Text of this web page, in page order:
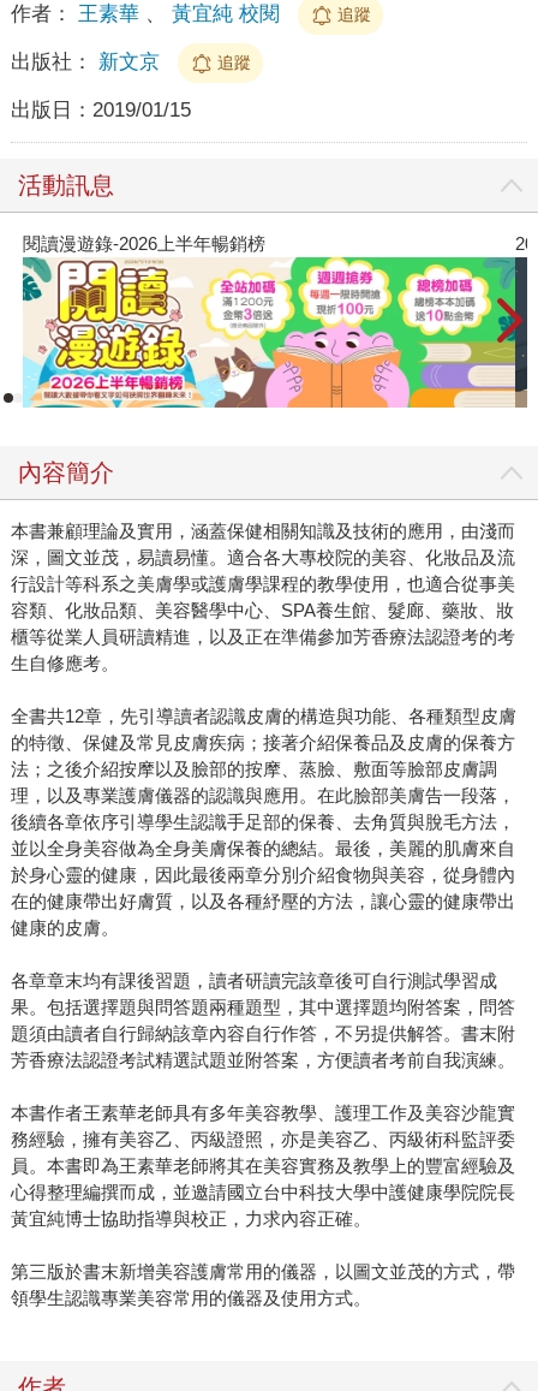
作者： 王素華、 黃宜純 校閱 追蹤
出版社： 新文京 追蹤
出版日： 2019/01/15
活動訊息
閱讀漫遊錄-2026上半年暢銷榜
內容簡介
本書兼顧理論及實用，涵蓋保健相關知識及技術的應用，由淺而
深，圖文並茂，易讀易懂。適合各大專校院的美容、化妝品及流
行設計等科系之美膚學或護膚學課程的教學使用，也適合從事美
容類、化妝品類、美容醫學中心、SPA養生館、髮廊、藥妝、妝
櫃等從業人員研讀精進，以及正在準備參加芳香療法認證考的考
生自修應考。
全書共12章，先引導讀者認識皮膚的構造與功能、各種類型皮膚
的特徵、保健及常見皮膚疾病；接著介紹保養品及皮膚的保養方
法；之後介紹按摩以及臉部的按摩、蒸臉、敷面等臉部皮膚調
理，以及專業護膚儀器的認識與應用。在此臉部美膚告一段落，
後續各章依序引導學生認識手足部的保養、去角質與脫毛方法，
並以全身美容做為全身美膚保養的總結。最後，美麗的肌膚來自
於身心靈的健康，因此最後兩章分別介紹食物與美容，從身體內
在的健康帶出好膚質，以及各種紓壓的方法，讓心靈的健康帶出
健康的皮膚。
各章章末均有課後習題，讀者研讀完該章後可自行測試學習成
果。包括選擇題與問答題兩種題型，其中選擇題均附答案，問答
題須由讀者自行歸納該章內容自行作答，不另提供解答。書末附
芳香療法認證考試精選試題並附答案，方便讀者考前自我演練。
本書作者王素華老師具有多年美容教學、護理工作及美容沙龍實
務經驗，擁有美容乙、丙級證照，亦是美容乙、丙級術科監評委
員。本書即為王素華老師將其在美容實務及教學上的豐富經驗及
心得整理編撰而成，並邀請國立台中科技大學中護健康學院院長
黃宜純博士協助指導與校正，力求內容正確。
第三版於書末新增美容護膚常用的儀器，以圖文並茂的方式，帶
領學生認識專業美容常用的儀器及使用方式。